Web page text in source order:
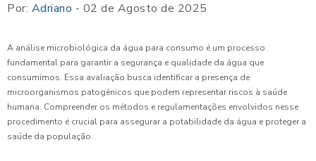
Por: Adriano - 02 de Agosto de 2025
A análise microbiológica da água para consumo é um processo
fundamental para garantir a segurança e qualidade da água que
consumimos. Essa avaliação busca identificar a presença de
microorganismos patogênicos que podem representar riscos à saúde
humana. Compreender os métodos e regulamentações envolvidos nesse
procedimento é crucial para assegurar a potabilidade da água e proteger a
saúde da população.